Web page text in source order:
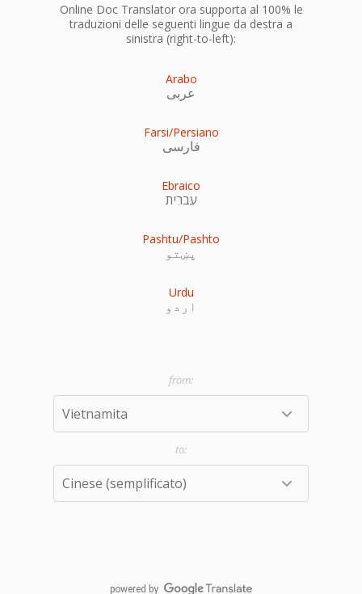
Online Doc Translator ora supporta al 100% le
traduzioni delle seguenti lingue da destra a
sinistra (right-to-left):
Arabo
عربى
Farsi/Persiano
فارسی
Ebraico
עִברִית
Pashtu/Pashto
پښتو
Urdu
اردو
powered by